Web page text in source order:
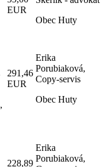
EUR
Obec Huty
291,46
EUR
Erika
Porubiaková,
Copy-servis
Obec Huty
228,89
Erika
Porubiaková,